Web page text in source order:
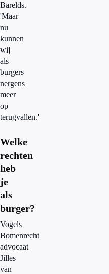
Barelds.
'Maar
nu
kunnen
wij
als
burgers
nergens
meer
op
terugvallen.'
Welke
rechten
heb
je
als
burger?
Vogels
Bomenrecht
advocaat
Jilles
van